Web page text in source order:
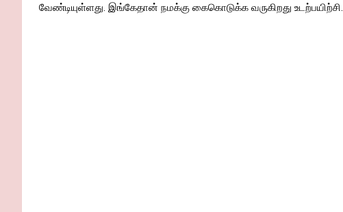
வேண்டியுள்ளது. இங்கேதான் நமக்கு கைகொடுக்க வருகிறது உடற்பயிற்சி.